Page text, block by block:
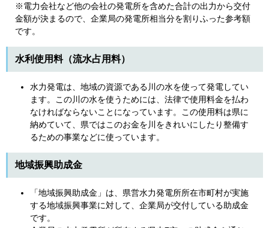
※電力会社など他の会社の発電所を含めた合計の出力から交付
金額が決まるので、企業局の発電所相当分を割りふった参考額
です。
水利使用料（流水占用料）
水力発電は、地域の資源である川の水を使って発電してい
ます。この川の水を使うためには、法律で使用料金を払わ
なければならないことになっています。この使用料は県に
納めていて、県ではこのお金を川をきれいにしたり整備す
るための事業などに使っています。
地域振興助成金
「地域振興助成金」は、県営水力発電所所在市町村が実施
する地域振興事業に対して、企業局が交付している助成金
です。